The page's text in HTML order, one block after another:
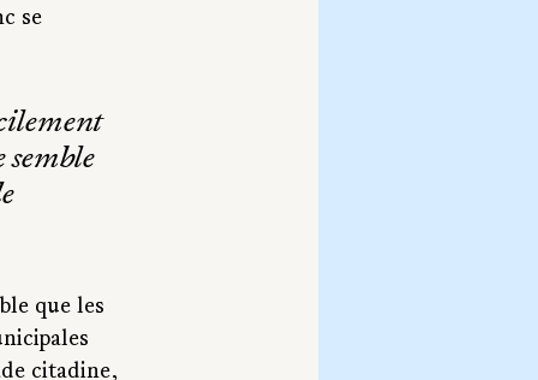
se
semble
que les
citadine,